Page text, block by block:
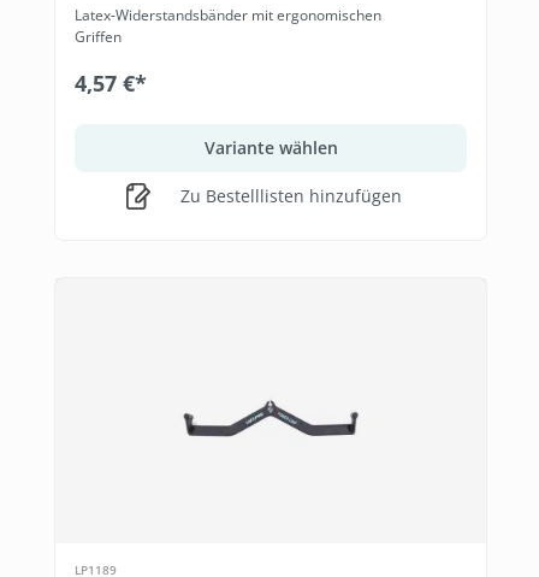
Latex-Widerstandsbänder mit ergonomischen
Griffen
4,57 €*
Variante wählen
Zu Bestelllisten hinzufügen
LP1189